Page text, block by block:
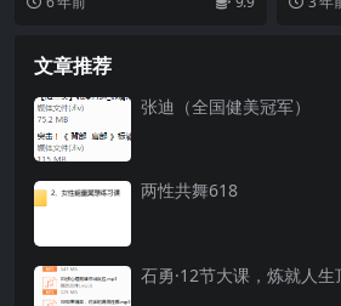
文章推荐
张迪（全国健美冠军）
两性共舞618
石勇·12节大课，炼就人